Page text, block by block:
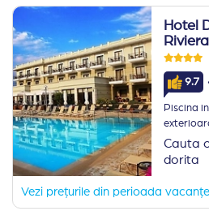
Hotel
9.7
Piscina
Cauta
dorita
Vezi prețurile din perioada